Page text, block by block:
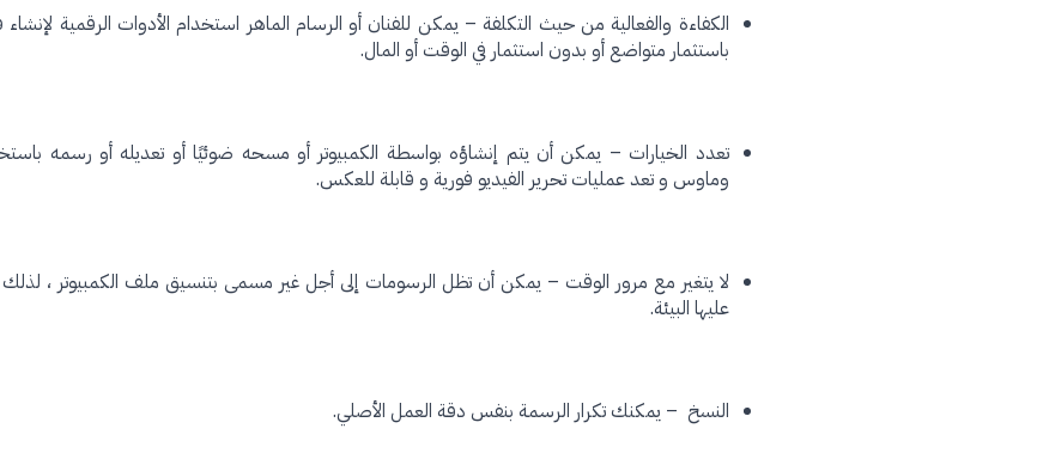
الكفاءة والفعالية من حيث التكلفة – يمكن للفنان أو الرسام الماهر استخدام الأدوات الرقمية
باستثمار متواضع أو بدون استثمار في الوقت أو المال.
تعدد الخيارات – يمكن أن يتم إنشاؤه بواسطة الكمبيوتر أو مسحه ضوئيًا أو تعديله أو رسمه
وماوس و تعد عمليات تحرير الفيديو فورية و قابلة للعكس.
لا يتغير مع مرور الوقت – يمكن أن تظل الرسومات إلى أجل غير مسمى بتنسيق ملف الكمبيوتر ، لذلك
عليها البيئة.
النسخ – يمكنك تكرار الرسمة بنفس دقة العمل الأصلي.